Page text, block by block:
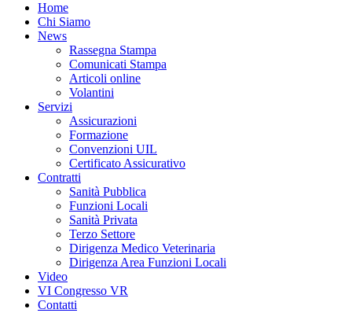
Home
Chi Siamo
News
Rassegna Stampa
Comunicati Stampa
Articoli online
Volantini
Servizi
Assicurazioni
Formazione
Convenzioni UIL
Certificato Assicurativo
Contratti
Sanità Pubblica
Funzioni Locali
Sanità Privata
Terzo Settore
Dirigenza Medico Veterinaria
Dirigenza Area Funzioni Locali
Video
VI Congresso VR
Contatti